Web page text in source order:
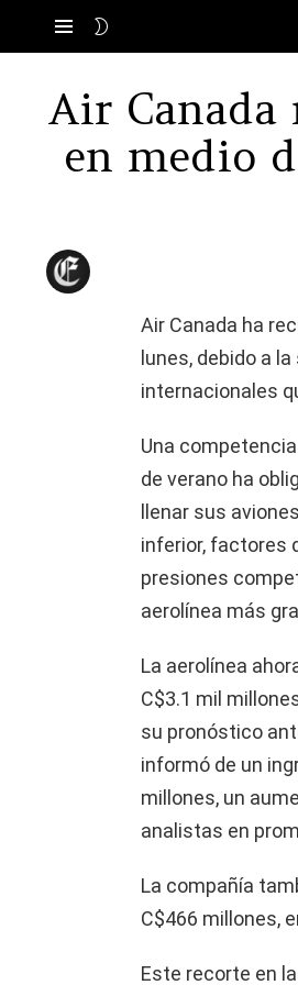
Air Canada
en medio
Air Canada ha
lunes, debido a
internacionales
Una
de verano ha
llenar sus
inferior, factores
presiones
aerolínea más
La aerolínea
C$3.1 mil
su pronóstico
informó de un
millones, un
analistas en
La compañía
C$466 millones,
Este recorte en